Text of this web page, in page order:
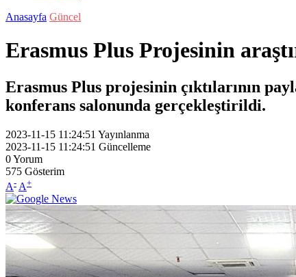
Anasayfa Güncel
Erasmus Plus Projesinin
Erasmus Plus projesinin çıktılarının
konferans salonunda gerçekleştirildi.
2023-11-15 11:24:51 Yayınlanma
2023-11-15 11:24:51 Güncelleme
0Yorum
575 Gösterim
A- A+